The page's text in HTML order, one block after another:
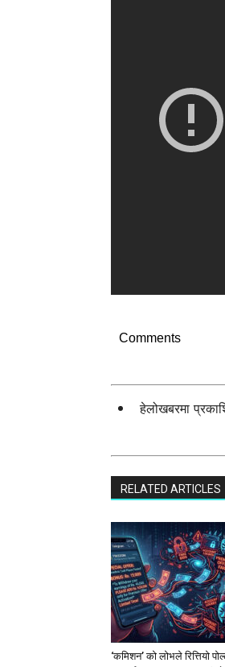
Comments
हेलोखबरमा
RELATED ARTICLES
‘कमिशन’ को लोभले रित्तियो